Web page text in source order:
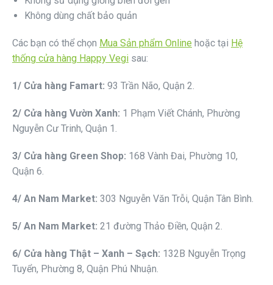
Không dùng chất bảo quản
Các bạn có thể chọn Mua Sản phẩm Online hoặc tại Hệ
thống cửa hàng Happy Vegi sau:
1/ Cửa hàng Famart: 93 Trần Não, Quận 2.
2/ Cửa hàng Vườn Xanh: 1 Phạm Viết Chánh, Phường
Nguyễn Cư Trinh, Quận 1.
3/ Cửa hàng Green Shop: 168 Vành Đai, Phường 10,
Quận 6.
4/ An Nam Market: 303 Nguyễn Văn Trỗi, Quận Tân Bình.
5/ An Nam Market: 21 đường Thảo Điền, Quận 2.
6/ Cửa hàng Thật – Xanh – Sạch: 132B Nguyễn Trọng
Tuyển, Phường 8, Quận Phú Nhuận.